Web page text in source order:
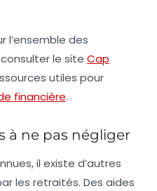
l’ensemble des
le site Cap
utiles pour
financière.
à ne pas négliger
il existe d’autres
les retraités. Des aides